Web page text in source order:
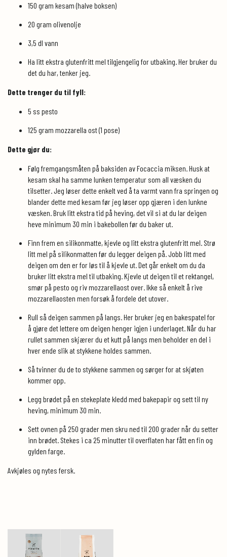
150 gram kesam (halve boksen)
20 gram olivenolje
3,5 dl vann
Ha litt ekstra glutenfritt mel tilgjengelig for utbaking. Her bruker du
det du har, tenker jeg.
Dette trenger du til fyll:
5 ss pesto
125 gram mozzarella ost (1 pose)
Dette gjør du:
Følg fremgangsmåten på baksiden av Focaccia miksen. Husk at
kesam skal ha samme lunken temperatur som all væsken du
tilsetter. Jeg løser dette enkelt ved å ta varmt vann fra springen og
blander dette med kesam før jeg løser opp gjæren i den lunkne
væsken. Bruk litt ekstra tid på heving, det vil si at du lar deigen
heve minimum 30 min i bakebollen før du baker ut.
Finn frem en silikonmatte, kjevle og litt ekstra glutenfritt mel. Strø
litt mel på silikonmatten før du legger deigen på. Jobb litt med
deigen om den er for løs til å kjevle ut. Det går enkelt om du da
bruker litt ekstra mel til utbaking. Kjevle ut deigen til et rektangel,
smør på pesto og riv mozzarellaost over. Ikke så enkelt å rive
mozzarellaosten men forsøk å fordele det utover.
Rull så deigen sammen på langs. Her bruker jeg en bakespatel for
å gjøre det lettere om deigen henger igjen i underlaget. Når du har
rullet sammen skjærer du et kutt på langs men beholder en del i
hver ende slik at stykkene holdes sammen.
Så tvinner du de to stykkene sammen og sørger for at skjøten
kommer opp.
Legg brødet på en stekeplate kledd med bakepapir og sett til ny
heving, minimum 30 min.
Sett ovnen på 250 grader men skru ned til 200 grader når du setter
inn brødet. Stekes i ca 25 minutter til overflaten har fått en fin og
gylden farge.
Avkjøles og nytes fersk.